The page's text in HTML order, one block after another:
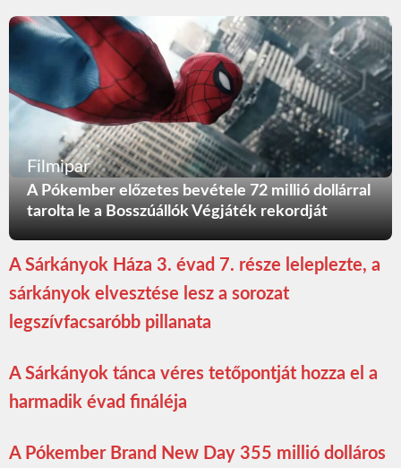
Filmipar
A Pókember előzetes bevétele 72 millió dollárral
tarolta le a Bosszúállók Végjáték rekordját
A Sárkányok Háza 3. évad 7. része leleplezte, a
sárkányok elvesztése lesz a sorozat
legszívfacsaróbb pillanata
A Sárkányok tánca véres tetőpontját hozza el a
harmadik évad fináléja
A Pókember Brand New Day 355 millió dolláros